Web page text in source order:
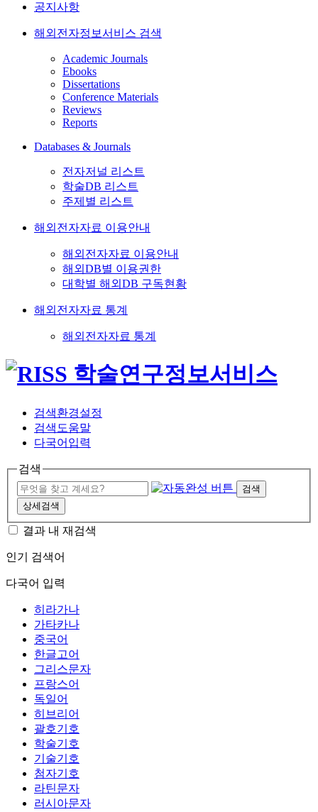
공지사항
해외전자정보서비스 검색
Academic Journals
Ebooks
Dissertations
Conference Materials
Reviews
Reports
Databases & Journals
전자저널 리스트
학술DB 리스트
주제별 리스트
해외전자자료 이용안내
해외전자자료 이용안내
해외DB별 이용권한
대학별 해외DB 구독현황
해외전자자료 통계
해외전자자료 통계
검색환경설정
검색도움말
다국어입력
검색
검색
상세검색
결과 내 재검색
인기 검색어
다국어 입력
히라가나
가타카나
중국어
한글고어
그리스문자
프랑스어
독일어
히브리어
괄호기호
학술기호
기술기호
첨자기호
라틴문자
러시아문자